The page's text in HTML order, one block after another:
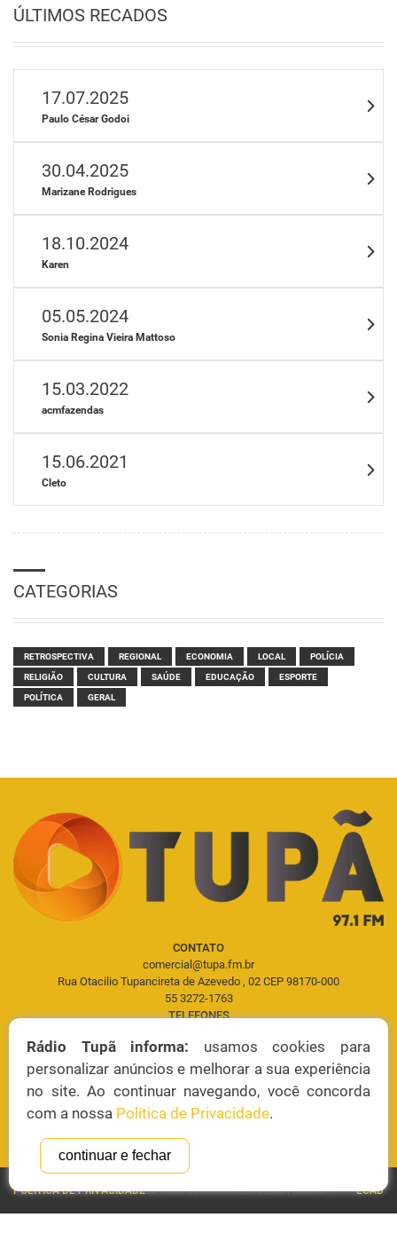
ÚLTIMOS RECADOS
17.07.2025
Paulo César Godoi
30.04.2025
Marizane Rodrigues
18.10.2024
Karen
05.05.2024
Sonia Regina Vieira Mattoso
15.03.2022
acmfazendas
15.06.2021
Cleto
CATEGORIAS
RETROSPECTIVA REGIONAL ECONOMIA LOCAL POLÍCIA
RELIGIÃO CULTURA SAÚDE EDUCAÇÃO ESPORTE
POLÍTICA GERAL
CONTATO
comercial@tupa.fm.br
Rua Otacilio Tupancireta de Azevedo , 02 CEP 98170-000
55 3272-1763
TELEFONES
Estúdio: 55 3272-1753
© COPYRIGHT2026Todos os direitos reservados |StudioGT ECAD
POLÍTICA DE PRIVACIDADE
Rádio Tupã informa: usamos cookies para
personalizar anúncios e melhorar a sua experiência
no site. Ao continuar navegando, você concorda
com a nossa Política de Privacidade.
continuar e fechar